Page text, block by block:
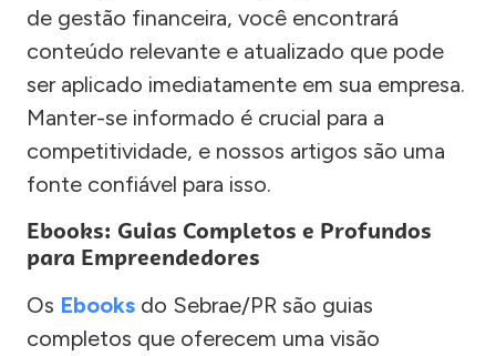
de gestão financeira, você encontrará
conteúdo relevante e atualizado que pode
ser aplicado imediatamente em sua empresa.
Manter-se informado é crucial para a
competitividade, e nossos artigos são uma
fonte confiável para isso.
Ebooks: Guias Completos e Profundos
para Empreendedores
Os Ebooks do Sebrae/PR são guias
completos que oferecem uma visão